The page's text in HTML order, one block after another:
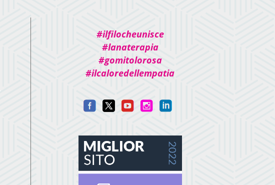
#ilfilocheunisce
#lanaterapia
#gomitolorosa
#ilcaloredellempatia